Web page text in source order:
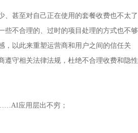
、甚至对自己正在使用的套餐收费也不太了
些不合理的、过时的项目处理的方式也不够
，以此来重塑运营商和用户之间的信任关
遵守相关法律法规，杜绝不合理收费和隐性
应用层出不穷；